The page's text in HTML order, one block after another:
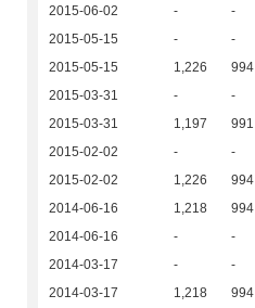
2015-06-02 - -
2015-05-15 - -
2015-05-15 1,226 994
2015-03-31 - -
2015-03-31 1,197 991
2015-02-02 - -
2015-02-02 1,226 994
2014-06-16 1,218 994
2014-06-16 - -
2014-03-17 - -
2014-03-17 1,218 994